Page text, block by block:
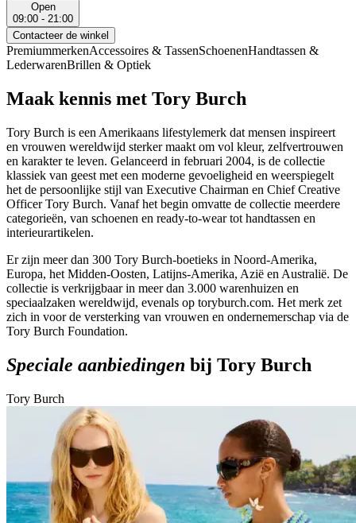
Open
09:00 - 21:00
Contacteer de winkel
PremiummerkenAccessoires & TassenSchoenenHandtassen &
LederwarenBrillen & Optiek
Maak kennis met Tory Burch
Tory Burch is een Amerikaans lifestylemerk dat mensen inspireert
en vrouwen wereldwijd sterker maakt om vol kleur, zelfvertrouwen
en karakter te leven. Gelanceerd in februari 2004, is de collectie
klassiek van geest met een moderne gevoeligheid en weerspiegelt
het de persoonlijke stijl van Executive Chairman en Chief Creative
Officer Tory Burch. Vanaf het begin omvatte de collectie meerdere
categorieën, van schoenen en ready-to-wear tot handtassen en
interieurartikelen.
Er zijn meer dan 300 Tory Burch-boetieks in Noord-Amerika,
Europa, het Midden-Oosten, Latijns-Amerika, Azië en Australië. De
collectie is verkrijgbaar in meer dan 3.000 warenhuizen en
speciaalzaken wereldwijd, evenals op toryburch.com. Het merk zet
zich in voor de versterking van vrouwen en ondernemerschap via de
Tory Burch Foundation.
Speciale aanbiedingen bij Tory Burch
Tory Burch